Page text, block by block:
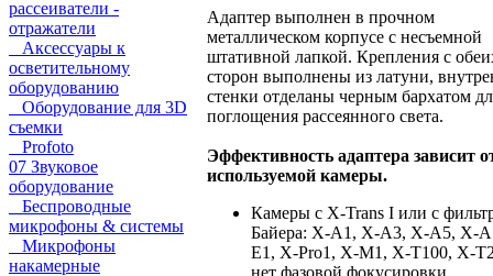
рассеиватели -
отражатели
Аксессуары к
осветительному
оборудованию
Оборудование для 3D
съемки
Profoto
07 Звуковое
оборудование
Беспроводные
микрофоны & системы
Микрофоны
накамерные
Адаптер выполнен в прочном
металлическом корпусе с несъемной
штативной лапкой. Крепления с
сторон выполнены из латуни,
стенки отделаны черным бархатом
поглощения рассеянного света.
Эффективность адаптера зависит
используемой камеры.
Камеры с X-Trans I или с
Байера: X-A1, X-A3, X-A5, X-
E1, X-Pro1, X-M1, X-T100, X-
нет фазовой фокусировки.